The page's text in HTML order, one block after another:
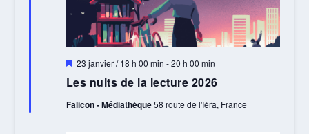
Les nuits de la lecture 2026
Mis
avant
23 janvier / 18 h 00 min -20 h 00 min
Falicon - Médiathèque58 route de l'Iéra, France